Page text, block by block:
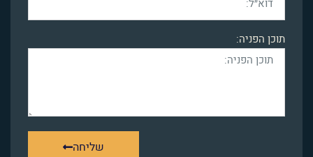
תוכן הפניה:
שליחה